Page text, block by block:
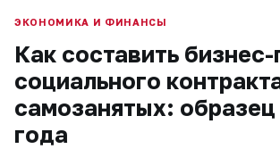
ЭКОНОМИКА И ФИНАНСЫ
Как составить
социального
самозанятых:
года